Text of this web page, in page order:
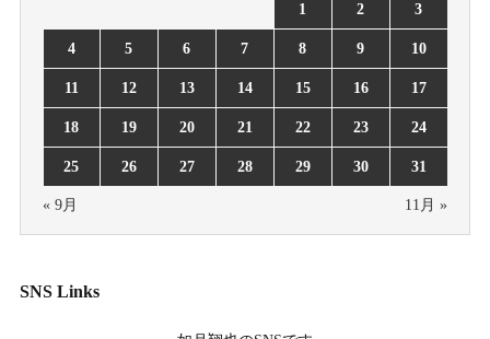
1 2 3
4 5 6 7 8 9 10
11 12 13 14 15 16 17
18 19 20 21 22 23 24
25 26 27 28 29 30 31
« 9月 11月 »
SNS Links